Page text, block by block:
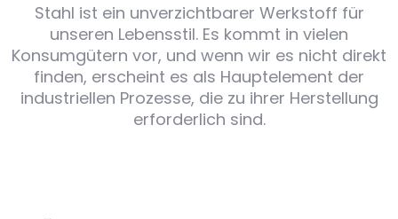
Stahl ist ein unverzichtbarer Werkstoff für
unseren Lebensstil. Es kommt in vielen
Konsumgütern vor, und wenn wir es nicht direkt
finden, erscheint es als Hauptelement der
industriellen Prozesse, die zu ihrer Herstellung
erforderlich sind.